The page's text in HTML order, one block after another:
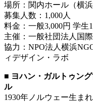
場所：関内ホール（横浜
募集人数：1,000人
料金：一般3,000円 学生
主催：一般社団法人国
協力：NPO法人横浜
ィデザイン・ラボ
■ ヨハン・ガルトゥン
ル
1930年ノルウェー生ま